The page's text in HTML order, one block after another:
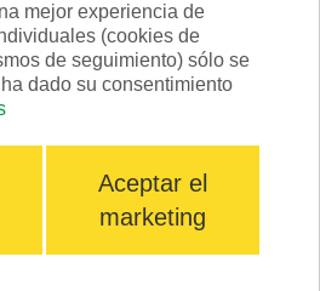
mejor experiencia de
(cookies de
de seguimiento) sólo se
dado su consentimiento
Aceptar el
marketing